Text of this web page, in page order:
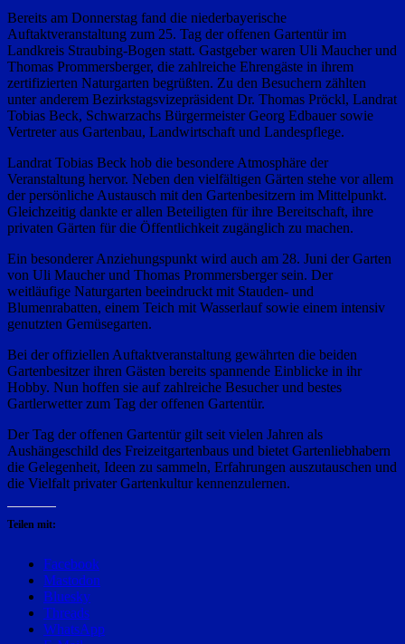
Bereits am Donnerstag fand die niederbayerische
Auftaktveranstaltung zum 25. Tag der offenen Gartentür im
Landkreis Straubing-Bogen statt. Gastgeber waren Uli Maucher und
Thomas Prommersberger, die zahlreiche Ehrengäste in ihrem
zertifizierten Naturgarten begrüßten. Zu den Besuchern zählten
unter anderem Bezirkstagsvizepräsident Dr. Thomas Pröckl, Landrat
Tobias Beck, Schwarzachs Bürgermeister Georg Edbauer sowie
Vertreter aus Gartenbau, Landwirtschaft und Landespflege.
Landrat Tobias Beck hob die besondere Atmosphäre der
Veranstaltung hervor. Neben den vielfältigen Gärten stehe vor allem
der persönliche Austausch mit den Gartenbesitzern im Mittelpunkt.
Gleichzeitig dankte er allen Beteiligten für ihre Bereitschaft, ihre
privaten Gärten für die Öffentlichkeit zugänglich zu machen.
Ein besonderer Anziehungspunkt wird auch am 28. Juni der Garten
von Uli Maucher und Thomas Prommersberger sein. Der
weitläufige Naturgarten beeindruckt mit Stauden- und
Blumenrabatten, einem Teich mit Wasserlauf sowie einem intensiv
genutzten Gemüsegarten.
Bei der offiziellen Auftaktveranstaltung gewährten die beiden
Gartenbesitzer ihren Gästen bereits spannende Einblicke in ihr
Hobby. Nun hoffen sie auf zahlreiche Besucher und bestes
Gartlerwetter zum Tag der offenen Gartentür.
Der Tag der offenen Gartentür gilt seit vielen Jahren als
Aushängeschild des Freizeitgartenbaus und bietet Gartenliebhabern
die Gelegenheit, Ideen zu sammeln, Erfahrungen auszutauschen und
die Vielfalt privater Gartenkultur kennenzulernen.
Teilen mit:
Facebook
Mastodon
Bluesky
Threads
WhatsApp